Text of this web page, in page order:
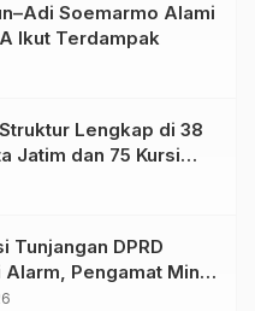
Soemarmo Alami
Ikut Terdampak
Lengkap di 38
Jatim dan 75 Kursi
2029
Tunjangan DPRD
Pengamat Minta
Tata Kelola